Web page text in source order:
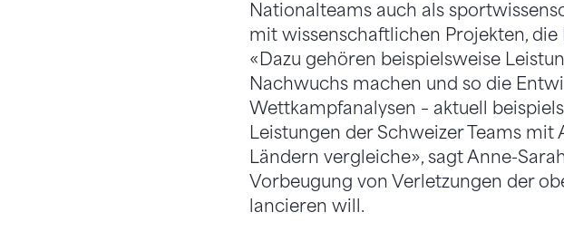
Nationalteams auch als
mit wissenschaftlichen Projekten,
«Dazu gehören beispielsweise
Nachwuchs machen und so die
Wettkampfanalysen – aktuell
Leistungen der Schweizer Teams
Ländern vergleiche», sagt Anne-
Vorbeugung von Verletzungen der
lancieren will.